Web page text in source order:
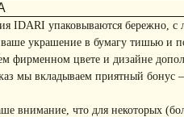
IDARI упаковываются бережно,
украшение в бумагу тишью и
фирменном цвете и дизайне
мы вкладываем приятный бонус
внимание, что для некоторых